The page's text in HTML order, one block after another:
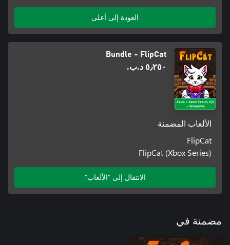
العودة إلى أعلى
Bundle - FlipCat
٥٫٢٥٠ د.ب.‏
الألعاب المضمنة
FlipCat
FlipCat (Xbox Series)
الانتقال إلى "الألعاب"
مضمنة في